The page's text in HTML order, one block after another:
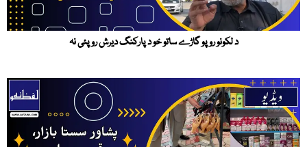
د لکونو روپو گاڑے ساتو خو د پارکنگ دیرش روپئی نہ